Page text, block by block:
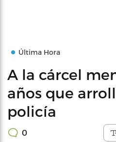
Última Hora
A la cárcel
años que
policía
0